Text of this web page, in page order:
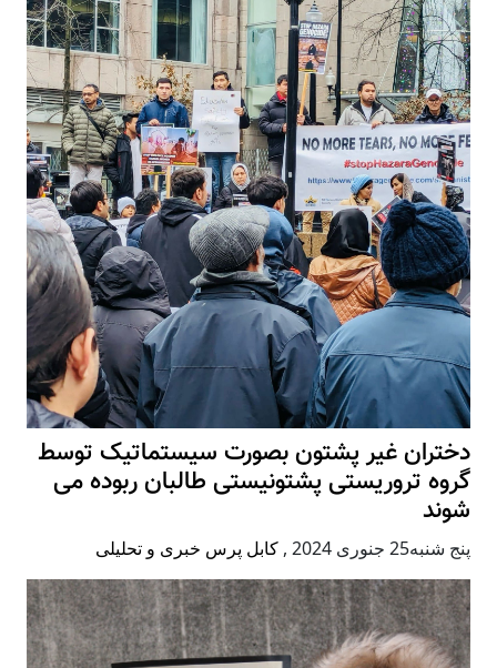
دختران غیر پشتون بصورت سیستماتیک توسط
گروه تروریستی پشتونیستی طالبان ربوده می
شوند
پنج شنبه25 جنوری 2024 , کابل پرس خبری و تحلیلی